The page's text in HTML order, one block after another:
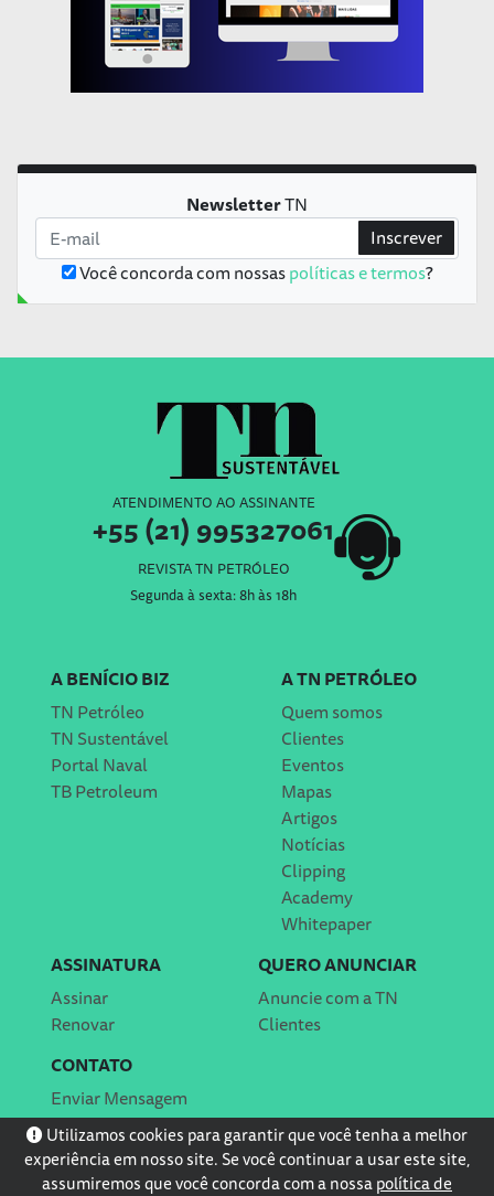
NewsletterTN
Você concorda com nossaspolíticas e termos?
Inscrever
ATENDIMENTO AO ASSINANTE
+55 (21) 995327061
REVISTA TN PETRÓLEO
Segunda à sexta: 8h às 18h
A BENÍCIO BIZ
TN Petróleo
TN Sustentável
Portal Naval
TB Petroleum
A TN PETRÓLEO
Quem somos
Clientes
Eventos
Mapas
Artigos
Notícias
Clipping
Academy
Whitepaper
ASSINATURA
Assinar
Renovar
QUERO ANUNCIAR
Anuncie com a TN
Clientes
CONTATO
Enviar Mensagem
Localização
Utilizamos cookies para garantir que você tenha a melhor
experiência em nosso site. Se você continuar a usar este site,
assumiremos que você concorda com a nossapolítica de